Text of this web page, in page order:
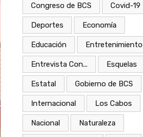
Congreso de BCS Covid-19
Deportes Economía
Educación Entretenimiento
Entrevista Con... Esquelas
Estatal Gobierno de BCS
Internacional Los Cabos
Nacional Naturaleza